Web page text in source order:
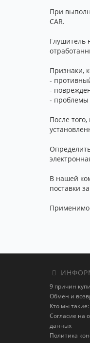
При
CAR.
Глушитель
Признаки,
-
-
- проблемы
После
В нашей
поставки
9 причин
Обмен и
Кто мы такие:
Согласие на
данных
Политика